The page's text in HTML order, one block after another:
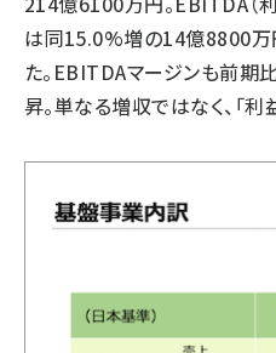
は同15.0%増の14億8800万
た。EBITDAマージンも前期
昇。単なる増収ではなく、「